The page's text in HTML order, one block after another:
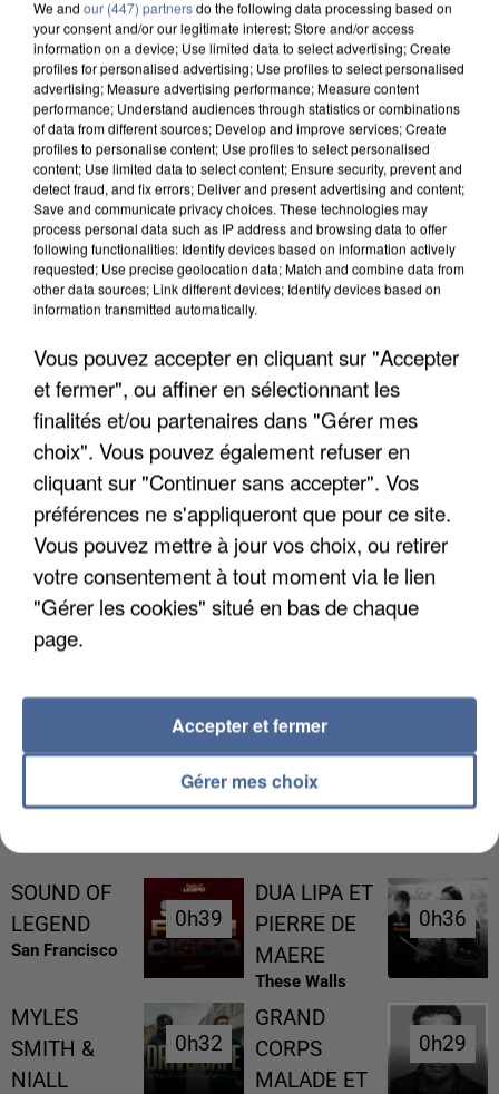
UN SECOND CADRE DE LA DZ MAFIA
INTERPELLÉ EN ALGÉRIE
COULÉE DE BOUE EN HAUTE-SAVOIE
SOUND OF
LEGEND
San Francisco
0h39
0h39
DUA LIPA ET
PIERRE DE
MAERE
These Walls
0h36
0h36
MYLES
SMITH &
NIALL
0h32
0h32
GRAND
CORPS
MALADE ET
0h29
0h29
We and our (447) partnersdo the following data processing based on
your consent and/or our legitimate interest: Store and/or access
information on a device; Use limited data to select advertising; Create
profiles for personalised advertising; Use profiles to select personalised
advertising; Measure advertising performance; Measure content
performance; Understand audiences through statistics or combinations
of data from different sources; Develop and improve services; Create
profiles to personalise content; Use profiles to select personalised
content; Use limited data to select content; Ensure security, prevent and
detect fraud, and fix errors; Deliver and present advertising and content;
Save and communicate privacy choices. These technologies may
process personal data such as IP address and browsing data to offer
following functionalities: Identify devices based on information actively
requested; Use precise geolocation data; Match and combine data from
other data sources; Link different devices; Identify devices based on
information transmitted automatically.
Vous pouvez accepter en cliquant sur "Accepter
et fermer", ou affiner en sélectionnant les
finalités et/ou partenaires dans "Gérer mes
choix". Vous pouvez également refuser en
cliquant sur "Continuer sans accepter". Vos
préférences ne s'appliqueront que pour ce site.
Vous pouvez mettre à jour vos choix, ou retirer
votre consentement à tout moment via le lien
"Gérer les cookies" situé en bas de chaque
page.
Gérer mes choix
Accepter et fermer